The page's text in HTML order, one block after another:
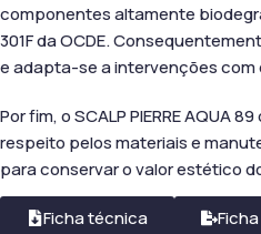
componentes altamente
301F da OCDE.
e adapta-se a intervenções
Por fim, o SCALP PIERRE AQUA
respeito pelos materiais e
para conservar o valor estético
Ficha técnica